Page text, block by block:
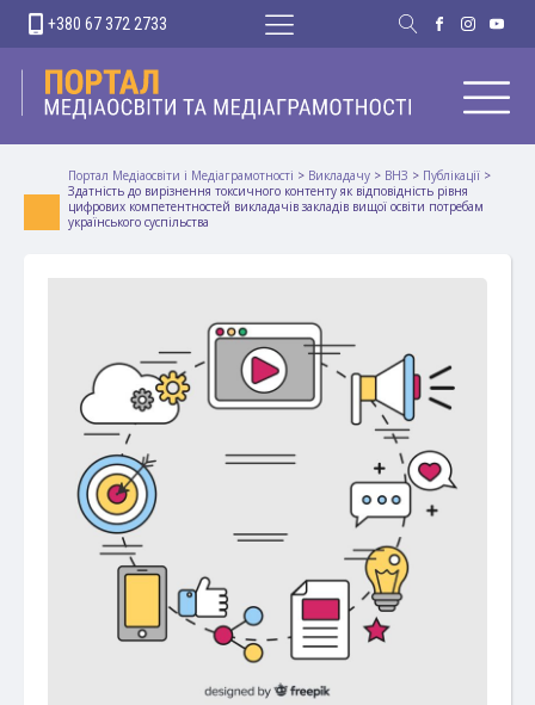
+380 67 372 2733
Портал Медіаосвіти і Медіаграмотності > Викладачу > ВНЗ > Публікації >
Здатність до вирізнення токсичного контенту як відповідність рівня
цифрових компетентностей викладачів закладів вищої освіти потребам
українського суспільства